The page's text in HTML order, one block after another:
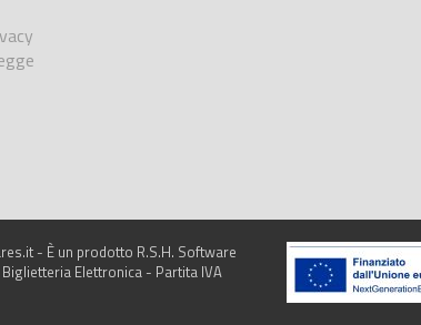
- È un prodotto R.S.H. Software
Elettronica - Partita IVA